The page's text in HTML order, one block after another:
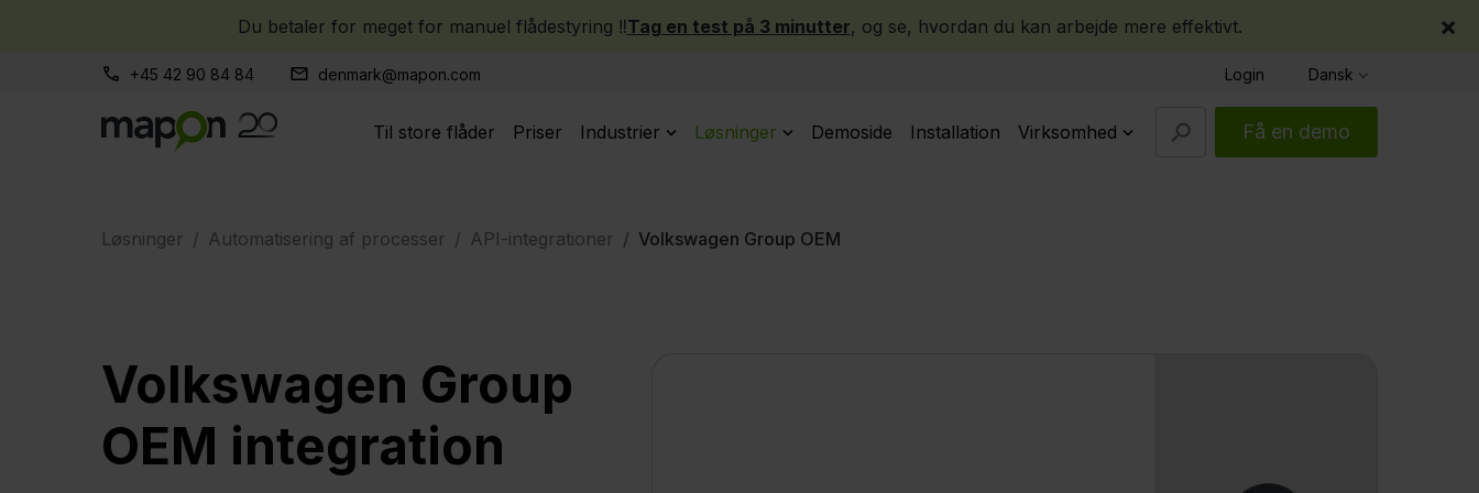
Du betaler for meget for manuel flådestyring ‼️Tag en test på 3 minutter, og se, hvordan du kan arbejde mere effektivt. ×
+45 42 90 84 84 denmark@mapon.com Login Dansk
Til store flåder Priser Industrier Løsninger Demoside Installation Virksomhed Få en demo
Løsninger Automatisering af processer API-integrationer Volkswagen Group OEM
Volkswagen Group
OEM integration